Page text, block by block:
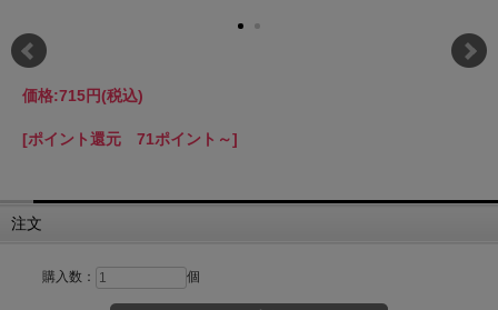
価格:715円(税込)
[ポイント還元 71ポイント～]
注文
購入数： 個